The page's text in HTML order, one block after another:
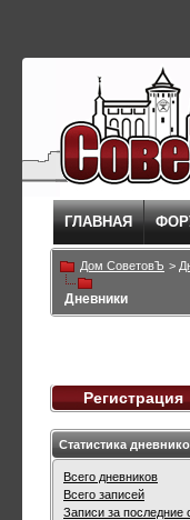
ГЛАВНАЯ
Дом СоветовЪ >
Дневники
Регистрация
Статистика
Всего дневников
Всего записей
Записи за последние